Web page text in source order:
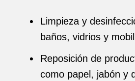
Limpieza y
baños, vidrios y
Reposición de
como papel, jabón y